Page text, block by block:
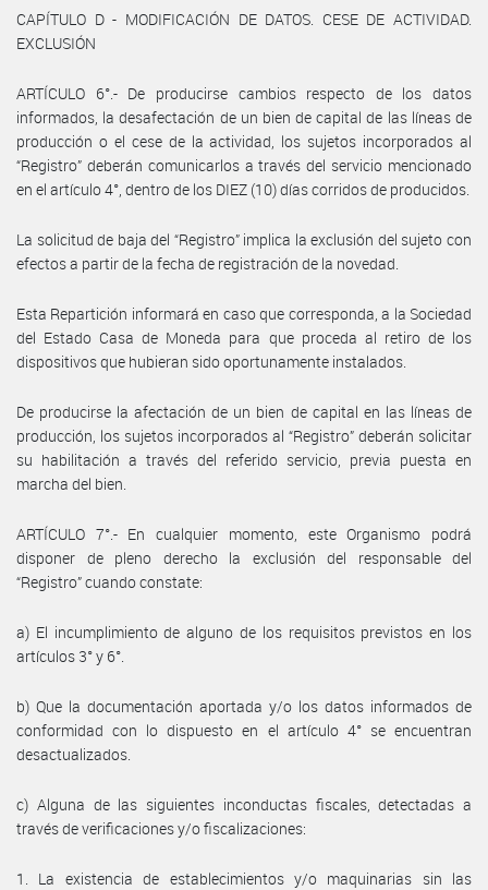
CAPÍTULO D - MODIFICACIÓN DE DATOS. CESE DE ACTIVIDAD.
EXCLUSIÓN
ARTÍCULO 6°.- De producirse cambios respecto de los datos
informados, la desafectación de un bien de capital de las líneas de
producción o el cese de la actividad, los sujetos incorporados al
“Registro” deberán comunicarlos a través del servicio mencionado
en el artículo 4°, dentro de los DIEZ (10) días corridos de producidos.
La solicitud de baja del “Registro” implica la exclusión del sujeto con
efectos a partir de la fecha de registración de la novedad.
Esta Repartición informará en caso que corresponda, a la Sociedad
del Estado Casa de Moneda para que proceda al retiro de los
dispositivos que hubieran sido oportunamente instalados.
De producirse la afectación de un bien de capital en las líneas de
producción, los sujetos incorporados al “Registro” deberán solicitar
su habilitación a través del referido servicio, previa puesta en
marcha del bien.
ARTÍCULO 7°.- En cualquier momento, este Organismo podrá
disponer de pleno derecho la exclusión del responsable del
“Registro” cuando constate:
a) El incumplimiento de alguno de los requisitos previstos en los
artículos 3° y 6°.
b) Que la documentación aportada y/o los datos informados de
conformidad con lo dispuesto en el artículo 4° se encuentran
desactualizados.
c) Alguna de las siguientes inconductas fiscales, detectadas a
través de verificaciones y/o fiscalizaciones:
1. La existencia de establecimientos y/o maquinarias sin las